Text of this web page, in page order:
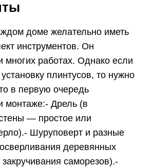
доме желательно иметь
инструментов. Он
многих работах. Однако если
плинтусов, то нужно
в первую очередь
монтаже:- Дрель (в
— простое или
Шуруповерт и разные
деревянных
саморезов).-